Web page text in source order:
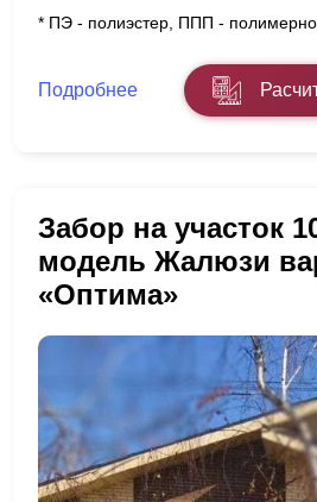
* ПЭ - полиэстер, ППП -
Подробнее
Забор на участок
модель Жалюзи
«Оптима»